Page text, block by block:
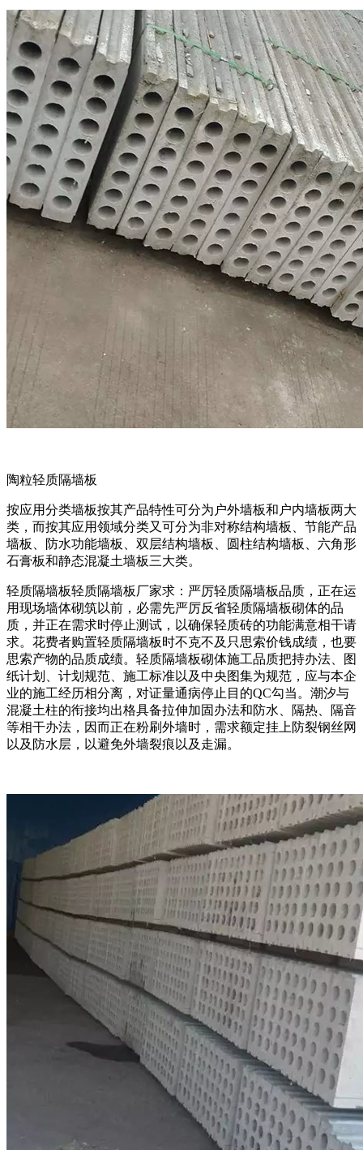
陶粒轻质隔墙板
按应用分类墙板按其产品特性可分为户外墙板和户内墙板两大
类，而按其应用领域分类又可分为非对称结构墙板、节能产品
墙板、防水功能墙板、双层结构墙板、圆柱结构墙板、六角形
石膏板和静态混凝土墙板三大类。
轻质隔墙板轻质隔墙板厂家求：严厉轻质隔墙板品质，正在运
用现场墙体砌筑以前，必需先严厉反省轻质隔墙板砌体的品
质，并正在需求时停止测试，以确保轻质砖的功能满意相干请
求。花费者购置轻质隔墙板时不克不及只思索价钱成绩，也要
思索产物的品质成绩。轻质隔墙板砌体施工品质把持办法、图
纸计划、计划规范、施工标准以及中央图集为规范，应与本企
业的施工经历相分离，对证量通病停止目的QC勾当。潮汐与
混凝土柱的衔接均出格具备拉伸加固办法和防水、隔热、隔音
等相干办法，因而正在粉刷外墙时，需求额定挂上防裂钢丝网
以及防水层，以避免外墙裂痕以及走漏。